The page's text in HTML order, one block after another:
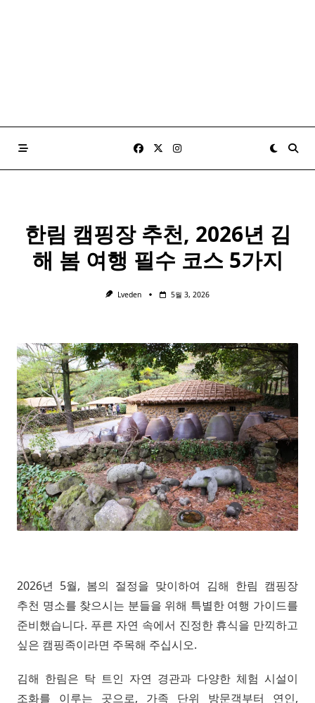
한림 캠핑장 추천, 2026년 김
해 봄 여행 필수 코스 5가지
Lveden 5월 3, 2026
2026년 5월, 봄의 절정을 맞이하여 김해 한림 캠핑장
추천 명소를 찾으시는 분들을 위해 특별한 여행 가이드를
준비했습니다. 푸른 자연 속에서 진정한 휴식을 만끽하고
싶은 캠핑족이라면 주목해 주십시오.
김해 한림은 탁 트인 자연 경관과 다양한 체험 시설이
조화를 이루는 곳으로, 가족 단위 방문객부터 연인,